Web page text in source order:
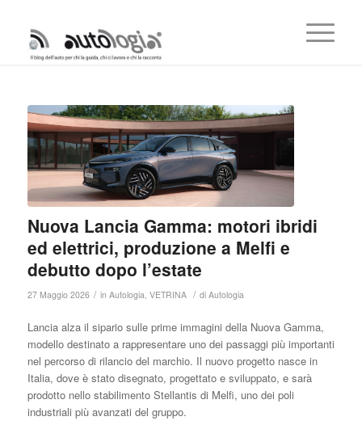
Nuova Lancia Gamma: motori ibridi
ed elettrici, produzione a Melfi e
debutto dopo l’estate
27 Maggio 2026 / in Autologia VETRINA / di Autologia
Lancia alza il sipario sulle prime immagini della Nuova Gamma,
modello destinato a rappresentare uno dei passaggi più importanti
nel percorso di rilancio del marchio. Il nuovo progetto nasce in
Italia, dove è stato disegnato, progettato e sviluppato, e sarà
prodotto nello stabilimento Stellantis di Melfi, uno dei poli
industriali più avanzati del gruppo.